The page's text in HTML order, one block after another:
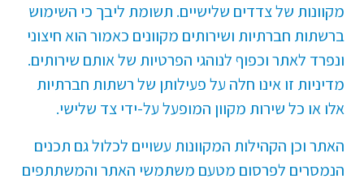
מקוונות של צדדים שלישיים. תשומת ליבך כי השימוש
ברשתות חברתיות ושירותים מקוונים כאמור הוא חיצוני
ונפרד לאתר וכפוף לנוהגי הפרטיות של אותם שירותים.
מדיניות זו אינו חלה על פעילותן של רשתות חברתיות
אלו או כל שירות מקוון המופעל על-ידי צד שלישי.
האתר וכן הקהילות המקוונות עשויים לכלול גם תכנים
הנמסרים לפרסום מטעם משתמשי האתר והמשתתפים